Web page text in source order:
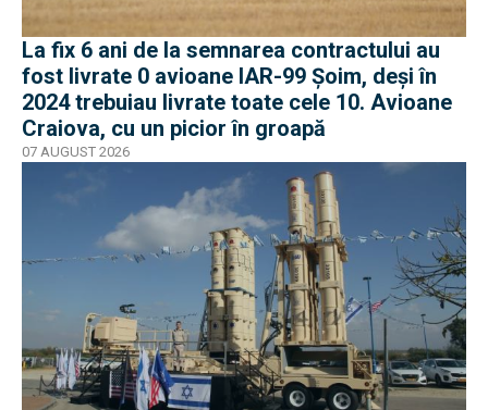
La fix 6 ani de la semnarea contractului au
fost livrate 0 avioane IAR-99 Șoim, deși în
2024 trebuiau livrate toate cele 10. Avioane
Craiova, cu un picior în groapă
07 AUGUST 2026